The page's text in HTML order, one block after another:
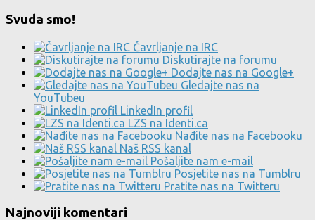
Svuda smo!
Čavrljanje na IRC
Diskutirajte na forumu
Dodajte nas na Google+
Gledajte nas na
YouTubeu
LinkedIn profil
LZS na Identi.ca
Nađite nas na Facebooku
Naš RSS kanal
Pošaljite nam e-mail
Posjetite nas na Tumblru
Pratite nas na Twitteru
Najnoviji komentari